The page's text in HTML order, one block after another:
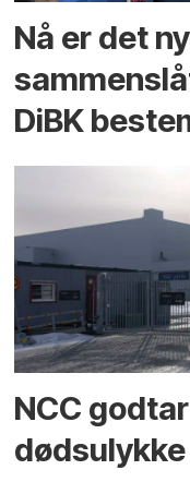
Nå er det
DiBK
NCC
dødsulykke